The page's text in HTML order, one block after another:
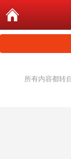
所有内容都转